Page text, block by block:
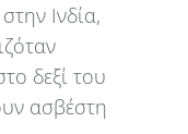
Ινδία,
δεξί του
ασβέστη